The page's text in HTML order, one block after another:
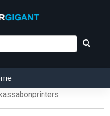
kassabonprinters